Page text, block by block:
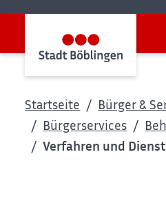
Startseite
Bürger &
Bürgerservices
Verfahren und